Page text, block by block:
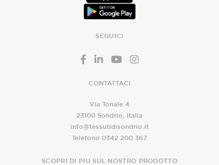
SEGUICI
CONTATTACI
Via Tonale 4
23100 Sondrio, Italia
info@tessutidisondrio.it
Telefono 0342 200 367
SCOPRI DI PIU SUL NOSTRO PRODOTTO